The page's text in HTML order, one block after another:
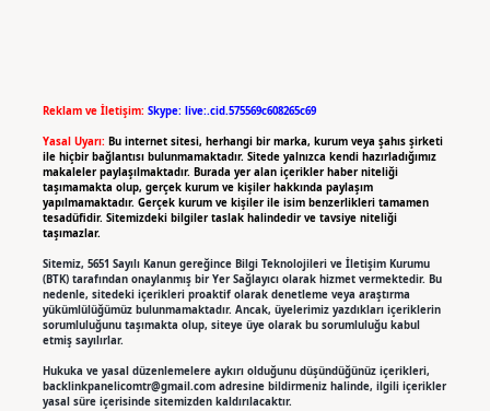
Reklam ve İletişim: Skype: live:.cid.575569c608265c69
Yasal Uyarı: Bu internet sitesi, herhangi bir marka, kurum veya şahıs şirketi
ile hiçbir bağlantısı bulunmamaktadır. Sitede yalnızca kendi hazırladığımız
makaleler paylaşılmaktadır. Burada yer alan içerikler haber niteliği
taşımamakta olup, gerçek kurum ve kişiler hakkında paylaşım
yapılmamaktadır. Gerçek kurum ve kişiler ile isim benzerlikleri tamamen
tesadüfidir. Sitemizdeki bilgiler taslak halindedir ve tavsiye niteliği
taşımazlar.
Sitemiz, 5651 Sayılı Kanun gereğince Bilgi Teknolojileri ve İletişim Kurumu
(BTK) tarafından onaylanmış bir Yer Sağlayıcı olarak hizmet vermektedir. Bu
nedenle, sitedeki içerikleri proaktif olarak denetleme veya araştırma
yükümlülüğümüz bulunmamaktadır. Ancak, üyelerimiz yazdıkları içeriklerin
sorumluluğunu taşımakta olup, siteye üye olarak bu sorumluluğu kabul
etmiş sayılırlar.
Hukuka ve yasal düzenlemelere aykırı olduğunu düşündüğünüz içerikleri,
backlinkpanelicomtr@gmail.comadresine bildirmeniz halinde, ilgili içerikler
yasal süre içerisinde sitemizden kaldırılacaktır.